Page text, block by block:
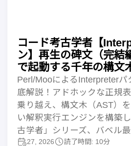
コード考古学者【
ン】再生の碑文（完結
で起動する千年の構文
Perl/MooによるInterpreterパ
底解説！アドホックな正規
乗り越え、構文木（AST）
い解釈実行エンジンを構築
古学者」シリーズ、バベル
27, 2026 読了時間: 10分